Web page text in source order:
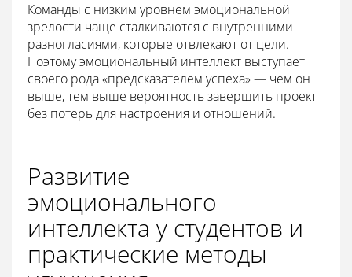
Команды с низким уровнем эмоциональной
зрелости чаще сталкиваются с внутренними
разногласиями, которые отвлекают от цели.
Поэтому эмоциональный интеллект выступает
своего рода «предсказателем успеха» — чем он
выше, тем выше вероятность завершить проект
без потерь для настроения и отношений.
Развитие
эмоционального
интеллекта у студентов и
практические методы